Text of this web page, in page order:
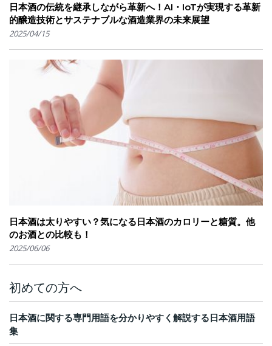
日本酒の伝統を継承しながら革新へ！AI・IoTが実現する革新
的醸造技術とサステナブルな酒造業界の未来展望
2025/04/15
日本酒は太りやすい？気になる日本酒のカロリーと糖質。他
のお酒との比較も！
2025/06/06
初めての方へ
日本酒に関する専門用語を分かりやすく解説する日本酒用語
集